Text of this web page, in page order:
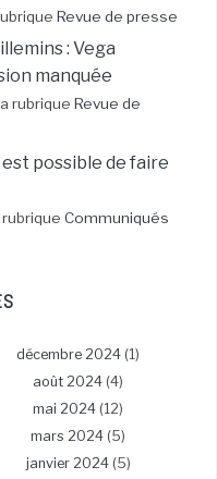
Revue de presse
: Vega
manquée
rubrique Revue de
possible de faire
Communiqués
décembre 2024 (1)
août 2024 (4)
mai 2024 (12)
mars 2024 (5)
janvier 2024(5)